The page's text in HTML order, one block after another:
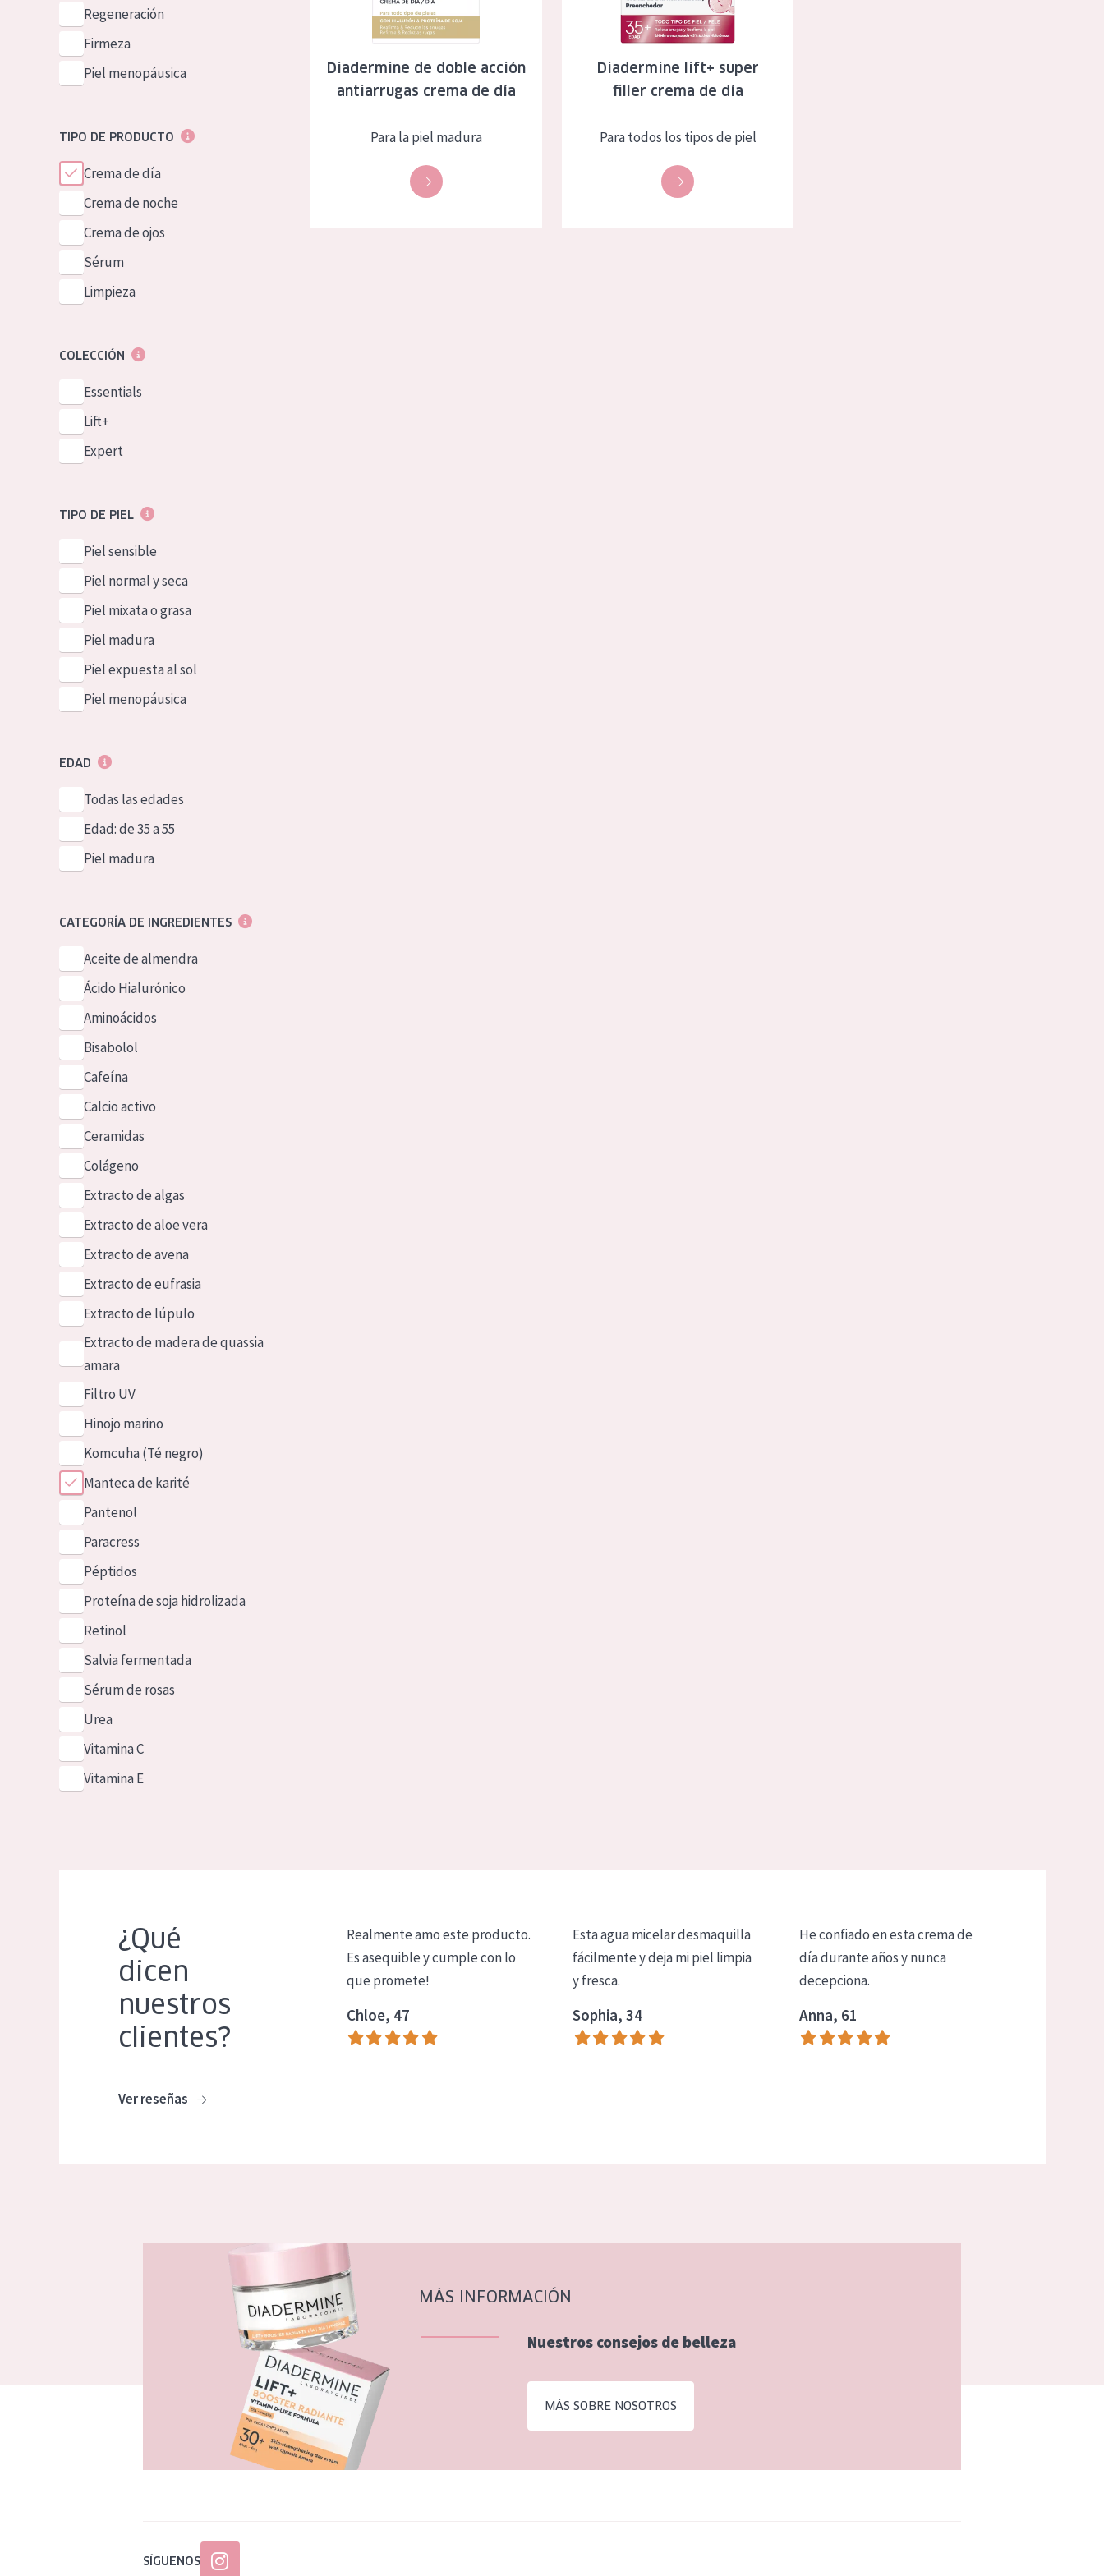
Piel normal y seca
Piel mixata o grasa
Piel madura
Piel menopáusica
Edad: de 35 a 55
Piel madura
NUESTROS PRODUCTOS
German
Spanish
Greek
Regeneración
Firmeza
Piel menopáusica
TIPO DE PRODUCTO
Crema de día
Crema de noche
Crema de ojos
Sérum
Limpieza
COLECCIÓN
Essentials
Lift+
Expert
TIPO DE PIEL
Piel sensible
Piel normal y seca
Piel mixata o grasa
Piel madura
Piel expuesta al sol
Piel menopáusica
EDAD
Todas las edades
Edad: de 35 a 55
Piel madura
CATEGORÍA DE INGREDIENTES
Aceite de almendra
Ácido Hialurónico
Aminoácidos
Bisabolol
Cafeína
Calcio activo
Ceramidas
Colágeno
Extracto de algas
Extracto de aloe vera
Extracto de avena
Extracto de eufrasia
Extracto de lúpulo
Extracto de madera de quassia
amara
Filtro UV
Hinojo marino
Komcuha (Té negro)
Manteca de karité
Pantenol
Paracress
Péptidos
Proteína de soja hidrolizada
Retinol
Salvia fermentada
Sérum de rosas
Urea
Vitamina C
Vitamina E
Diadermine de doble acción
antiarrugas crema de día
Para la piel madura
Diadermine lift+ super
filler crema de día
Para todos los tipos de piel
¿Qué
dicen
nuestros
clientes?
Ver reseñas
Realmente amo este producto.
Es asequible y cumple con lo
que promete!
Chloe, 47
Esta agua micelar desmaquilla
fácilmente y deja mi piel limpia
y fresca.
Sophia, 34
He confiado en esta crema de
día durante años y nunca
decepciona.
Anna, 61
MÁS INFORMACIÓN
Nuestros consejos de belleza
MÁS SOBRE NOSOTROS
SÍGUENOS